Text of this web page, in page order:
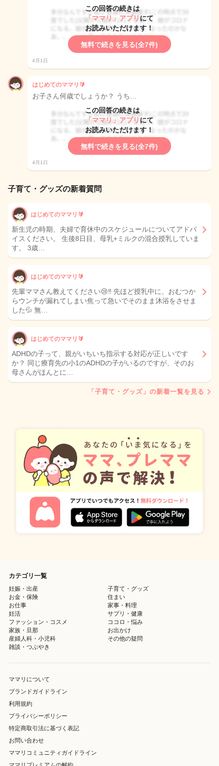
この回答の続きは
「ママリ」アプリ にて
お読みいただけます！
無料で続きを見る(全7件)
4月1日
はじめてのママリ🔰
お子さん何歳でしょうか？ うち…
この回答の続きは
「ママリ」アプリ にて
お読みいただけます！
無料で続きを見る(全7件)
4月1日
子育て・グッズの新着質問
はじめてのママリ🔰
新生児の時期、夫婦で育休中のスケジュールについてアドバ
イスください。 生後8日目、母乳+ミルクの混合授乳していま
す。 3歳…
はじめてのママリ🔰
先輩ママさん教えてください😢‼️ 先ほど授乳中に、おむつか
らウンチが漏れてしまい焦って急いでそのまま沐浴をさせま
した💦 無…
はじめてのママリ🔰
ADHDの子って、親がいちいち指示する対応が正しいです
か？ 同じ療育先の小1のADHDの子がいるのですが、そのお
母さんがほんとに…
「子育て・グッズ」の新着一覧を見る
カテゴリ一覧
妊娠・出産
子育て・グッズ
お金・保険
住まい
お仕事
家事・料理
妊活
サプリ・健康
ファッション・コスメ
ココロ・悩み
家族・旦那
お出かけ
産婦人科・小児科
その他の疑問
雑談・つぶやき
ママリについて
ブランドガイドライン
利用規約
プライバシーポリシー
特定商取引法に基づく表記
お問い合わせ
ママリコミュニティガイドライン